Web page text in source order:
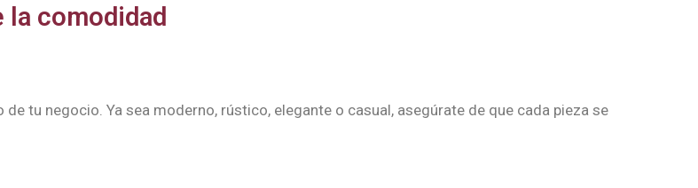
comodidad
tu negocio. Ya sea moderno, rústico, elegante o casual, asegúrate de que cada pieza se